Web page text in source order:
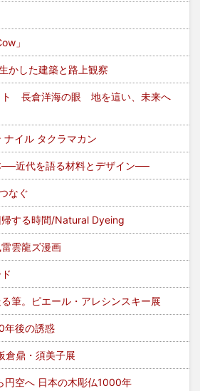
」
かした建築と路上観察
ト 長倉洋海の眼 地を這い、未来へ
イル タクラマカン
近代を語る材料とデザイン──
なぐ
する時間/Natural Dyeing
雲龍ズ漫画
筆。ピエール・アレシンスキー展
年後の誘惑
倉鼎・須美子展
円空へ 日本の木彫仏1000年